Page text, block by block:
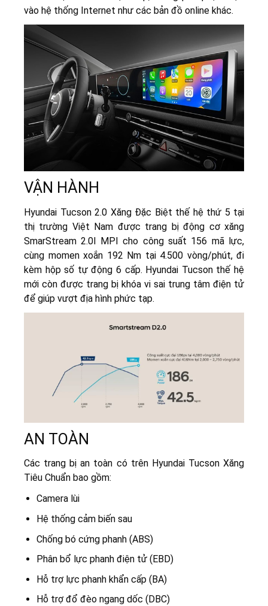
vào hệ thống Internet như các bản đồ online khác.
VẬN HÀNH
Hyundai Tucson 2.0 Xăng Đặc Biệt thế hệ thứ 5 tại
thị trường Việt Nam được trang bị động cơ xăng
SmarStream 2.0l MPI cho công suất 156 mã lực,
cùng momen xoắn 192 Nm tại 4.500 vòng/phút, đi
kèm hộp số tự động 6 cấp. Hyundai Tucson thế hệ
mới còn được trang bị khóa vi sai trung tâm điện tử
để giúp vượt địa hình phức tạp.
AN TOÀN
Các trang bị an toàn có trên Hyundai Tucson Xăng
Tiêu Chuẩn bao gồm:
Camera lùi
Hệ thống cảm biến sau
Chống bó cứng phanh (ABS)
Phân bổ lực phanh điện tử (EBD)
Hỗ trợ lực phanh khẩn cấp (BA)
Hỗ trợ đổ đèo ngang dốc (DBC)